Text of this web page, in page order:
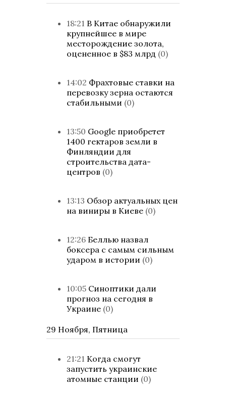
18:21 В Китае обнаружили
крупнейшее в мире
месторождение золота,
оцененное в $83 млрд (0)
14:02 Фрахтовые ставки на
перевозку зерна остаются
стабильными (0)
13:50 Google приобретет
1400 гектаров земли в
Финляндии для
строительства дата-
центров (0)
13:13 Обзор актуальных цен
на виниры в Киеве (0)
12:26 Беллью назвал
боксера с самым сильным
ударом в истории (0)
10:05 Синоптики дали
прогноз на сегодня в
Украине (0)
29 Ноября, Пятница
21:21 Когда смогут
запустить украинские
атомные станции (0)